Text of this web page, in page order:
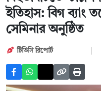
ইতিহাস: বিগ ব্যাং
সেমিনার অনুষ্ঠিত
টিডিসি রিপোর্ট